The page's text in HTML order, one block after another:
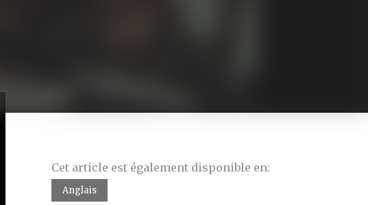
Cet article est également disponible en:
Anglais